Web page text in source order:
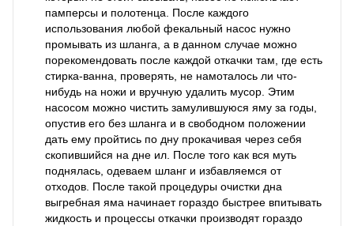
памперсы и полотенца. После каждого
использования любой фекальный насос нужно
промывать из шланга, а в данном случае можно
порекомендовать после каждой откачки там, где есть
стирка-ванна, проверять, не намоталось ли что-
нибудь на ножи и вручную удалить мусор. Этим
насосом можно чистить замулившуюся яму за годы,
опустив его без шланга и в свободном положении
дать ему пройтись по дну прокачивая через себя
скопившийся на дне ил. После того как вся муть
поднялась, одеваем шланг и избавляемся от
отходов. После такой процедуры очистки дна
выгребная яма начинает гораздо быстрее впитывать
жидкость и процессы откачки производят гораздо